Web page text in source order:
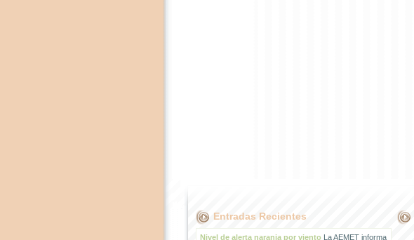
Entradas Recientes
Nivel de alerta naranja por vientoLa AEMET informa